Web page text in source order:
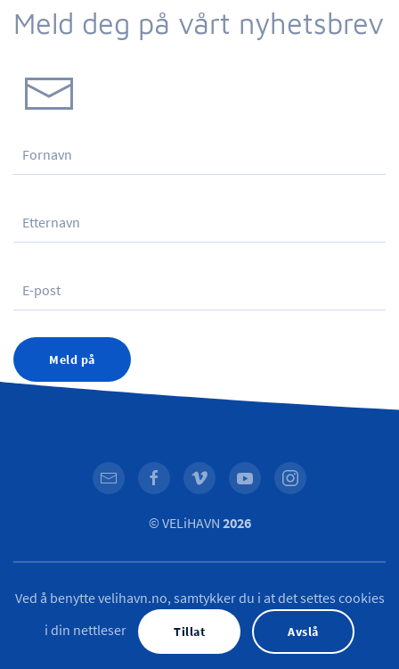
Meld deg på vårt nyhetsbrev
Meld på
© VELiHAVN 2026
Ved å benytte velihavn.no, samtykker du i at det settes cookies
i din nettleser
Tillat Avslå